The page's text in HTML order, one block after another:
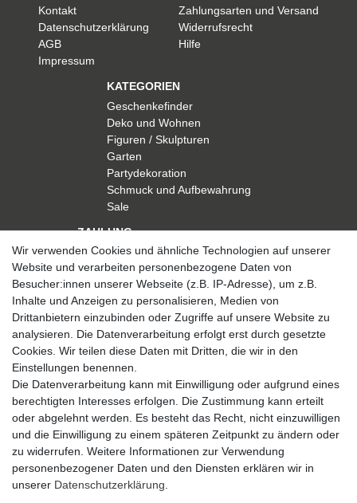
Kontakt
Datenschutzerklärung
AGB
Impressum
Zahlungsarten und Versand
Widerrufsrecht
Hilfe
KATEGORIEN
Geschenkefinder
Deko und Wohnen
Figuren / Skulpturen
Garten
Partydekoration
Schmuck und Aufbewahrung
Sale
ZAHLUNG
VERSAND
SICHER EINKAUFEN
Sicher einkaufen mit
durchgehender SSL-Verschlüsselung
Wir verwenden Cookies und ähnliche Technologien auf unserer
Website und verarbeiten personenbezogene Daten von
Besucher:innen unserer Webseite (z.B. IP-Adresse), um z.B.
Inhalte und Anzeigen zu personalisieren, Medien von
Drittanbietern einzubinden oder Zugriffe auf unsere Website zu
analysieren. Die Datenverarbeitung erfolgt erst durch gesetzte
Cookies. Wir teilen diese Daten mit Dritten, die wir in den
Einstellungen benennen.
Die Datenverarbeitung kann mit Einwilligung oder aufgrund eines
berechtigten Interesses erfolgen. Die Zustimmung kann erteilt
oder abgelehnt werden. Es besteht das Recht, nicht einzuwilligen
und die Einwilligung zu einem späteren Zeitpunkt zu ändern oder
zu widerrufen. Weitere Informationen zur Verwendung
personenbezogener Daten und den Diensten erklären wir in
unserer Daten­schutz­erklärung